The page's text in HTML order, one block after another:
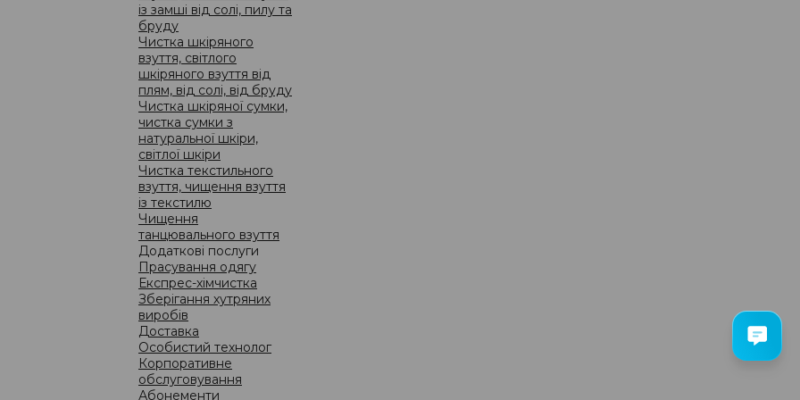
із замші від солі, пилу та
бруду
Чистка шкіряного
взуття, світлого
шкіряного взуття від
плям, від солі, від бруду
Чистка шкіряної сумки,
чистка сумки з
натуральної шкіри,
світлої шкіри
Чистка текстильного
взуття, чищення взуття
із текстилю
Чищення
танцювального взуття
Додаткові послуги
Прасування одягу
Експрес-хімчистка
Зберігання хутряних
виробів
Доставка
Особистий технолог
Корпоративне
обслуговування
Абонементи
ЦІНИ
про компанію
новини
акції
послуги
ціни
франчайзинг
пункти прийому